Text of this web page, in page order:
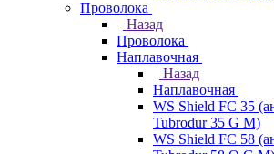
Проволока
Назад
Проволока
Наплавочная
Назад
Наплавочная
WS Shield FC 35
Tubrodur 35 G M)
WS Shield FC 58